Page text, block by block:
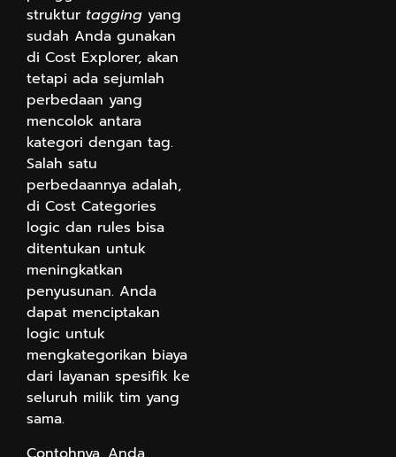
struktur tagging yang
sudah Anda gunakan
di Cost Explorer, akan
tetapi ada sejumlah
perbedaan yang
mencolok antara
kategori dengan tag.
Salah satu
perbedaannya adalah,
di Cost Categories
logic dan rules bisa
ditentukan untuk
meningkatkan
penyusunan. Anda
dapat menciptakan
logic untuk
mengkategorikan biaya
dari layanan spesifik ke
seluruh milik tim yang
sama.